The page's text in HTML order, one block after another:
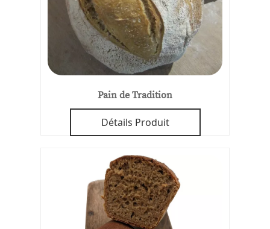
Pain de Tradition
Détails Produit